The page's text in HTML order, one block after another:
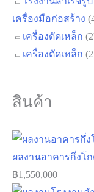
เครื่องมือก่อสร้าง
เครื่องดัดเหล็ก
เครื่องตัดเหล็ก
สินค้า
ผลงานอาคารกึ่งโก
฿1,550,000